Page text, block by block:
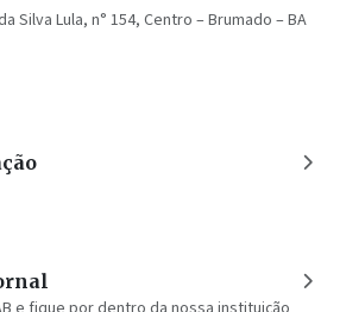
Silva Lula, n° 154, Centro – Brumado – BA